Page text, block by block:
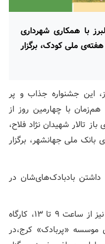
با همکاری شهرداری
ملی کودک، برگزار
این جشنواره جذاب و پر
صبح روز جمعه ۱۸ مهر ماه ۱۴۰۴، هم‌زمان با چهارمین روز از
از ساعت ۱۰ تا ۱۲ در فضای باز تالار شهیدان نژاد فلاح،
بانک ملی جهانشهر، برگزار
داشتن بادبادک‌های‌شان در
گفتنی است روز پنجشنبه ۱۷ مهر ماه ۱۴۰۴، نیز از ساعت ۹ تا ۱۳، کارگاه‌
موسسه «پربادک» کرج،در